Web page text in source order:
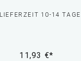
LIEFERZEIT 10-14 TAGE
11,93 €*